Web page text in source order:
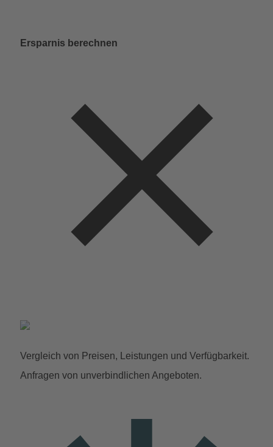
Ersparnis berechnen
Vergleich von Preisen, Leistungen und Verfügbarkeit.
Anfragen von unverbindlichen Angeboten.